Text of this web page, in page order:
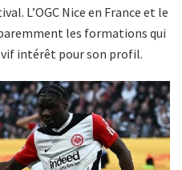
L’OGC Nice en France et le
les formations qui
intérêt pour son profil.